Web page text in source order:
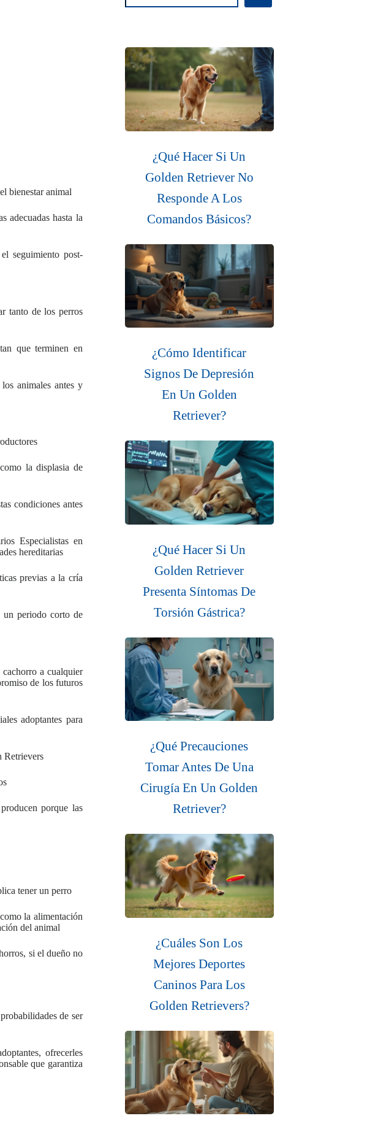
bienestar animal
adecuadas hasta la
seguimiento post-
tanto de los perros
que terminen en
animales antes y
la displasia de
condiciones antes
Especialistas en
hereditarias
previas a la cría
un periodo corto de
a cualquier
de los futuros
adoptantes para
Retrievers
porque las
tener un perro
la alimentación
del animal
si el dueño no
de ser
ofrecerles
que garantiza
¿Qué Hacer Si Un
Golden Retriever No
Responde A Los
Comandos Básicos?
¿Cómo Identificar
Signos De Depresión
En Un Golden
Retriever?
¿Qué Hacer Si Un
Golden Retriever
Presenta Síntomas De
Torsión Gástrica?
¿Qué Precauciones
Tomar Antes De Una
Cirugía En Un Golden
Retriever?
¿Cuáles Son Los
Mejores Deportes
Caninos Para Los
Golden Retrievers?